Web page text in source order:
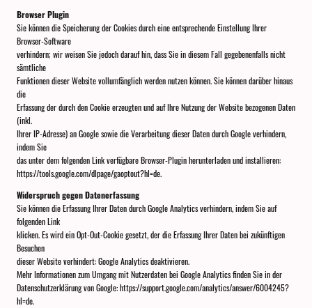
Browser Plugin
Sie können die Speicherung der Cookies durch eine entsprechende Einstellung Ihrer
Browser-Software
verhindern; wir weisen Sie jedoch darauf hin, dass Sie in diesem Fall gegebenenfalls nicht
sämtliche
Funktionen dieser Website vollumfänglich werden nutzen können. Sie können darüber hinaus
die
Erfassung der durch den Cookie erzeugten und auf Ihre Nutzung der Website bezogenen Daten
(inkl.
Ihrer IP-Adresse) an Google sowie die Verarbeitung dieser Daten durch Google verhindern,
indem Sie
das unter dem folgenden Link verfügbare Browser-Plugin herunterladen und installieren:
https://tools.google.com/dlpage/gaoptout?hl=de.
Widerspruch gegen Datenerfassung
Sie können die Erfassung Ihrer Daten durch Google Analytics verhindern, indem Sie auf
folgenden Link
klicken. Es wird ein Opt-Out-Cookie gesetzt, der die Erfassung Ihrer Daten bei zukünftigen
Besuchen
dieser Website verhindert: Google Analytics deaktivieren.
Mehr Informationen zum Umgang mit Nutzerdaten bei Google Analytics finden Sie in der
Datenschutzerklärung von Google: https://support.google.com/analytics/answer/6004245?
hl=de.